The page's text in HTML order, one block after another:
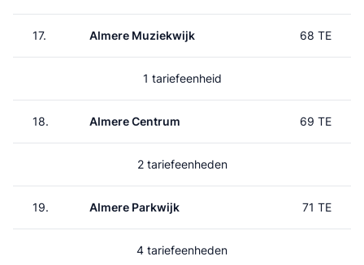
17. Almere Muziekwijk 68 TE
1 tariefeenheid
18. Almere Centrum 69 TE
2 tariefeenheden
19. Almere Parkwijk 71 TE
4 tariefeenheden